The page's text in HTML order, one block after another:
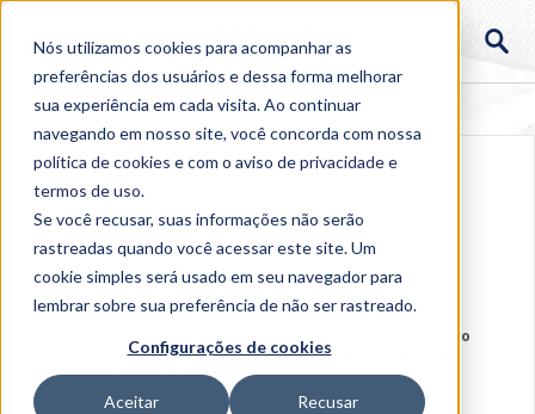
Nós utilizamos cookies para acompanhar as
preferências dos usuários e dessa forma melhorar
sua experiência em cada visita. Ao continuar
navegando em nosso site, você concorda com nossa
política de cookies e com o aviso deprivacidade e
termos de uso.
Se você recusar, suas informações não serão
rastreadas quando você acessar este site. Um
cookie simples será usado em seu navegador para
lembrar sobre sua preferência de não ser rastreado.
Configurações de cookies
Aceitar Recusar
Imposto
de Renda 2026: especialista explica regras e principais
dúvidas sobre o tema